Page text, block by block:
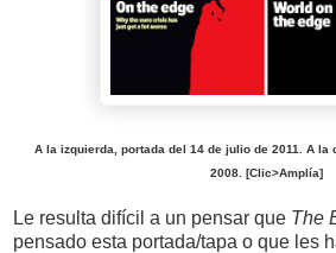
A la izquierda, portada del 14 de julio de 2011. A la
2008. [Clic>Amplía]
Le resulta difícil a un pensar que The
pensado esta portada/tapa o que les